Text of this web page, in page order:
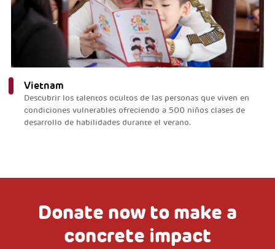
Vietnam
Descubrir los talentos ocultos de las personas que viven en
condiciones vulnerables ofreciendo a 500 niños clases de
desarrollo de habilidades durante el verano.
Donate now to make a
concrete impact